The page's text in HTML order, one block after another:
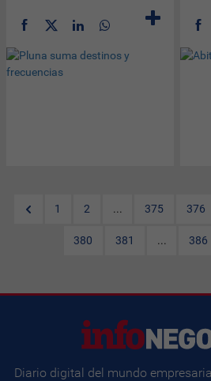
1 2 ... 375 376
380 381 ... 386
Diario digital del mundo